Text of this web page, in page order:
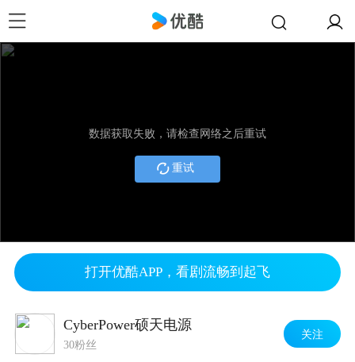
数据获取失败，请检查网络之后重试
重试
打开优酷APP，看剧流畅到起飞
CyberPower硕天电源
30粉丝
关注